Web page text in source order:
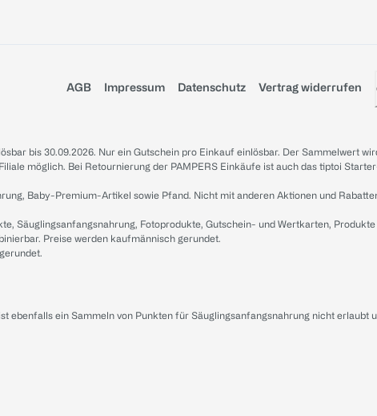
AGB Impressum Datenschutz Vertrag widerrufen
bis 30.09.2026. Nur ein Gutschein pro Einkauf einlösbar. Der Sammelwert
möglich. Bei Retournierung der PAMPERS Einkäufe ist auch das tiptoi
Baby-Premium-Artikel sowie Pfand. Nicht mit anderen Aktionen und
Säuglingsanfangsnahrung, Fotoprodukte, Gutschein- und Wertkarten,
Preise werden kaufmännisch gerundet.
ebenfalls ein Sammeln von Punkten für Säuglingsanfangsnahrung nicht erlaubt